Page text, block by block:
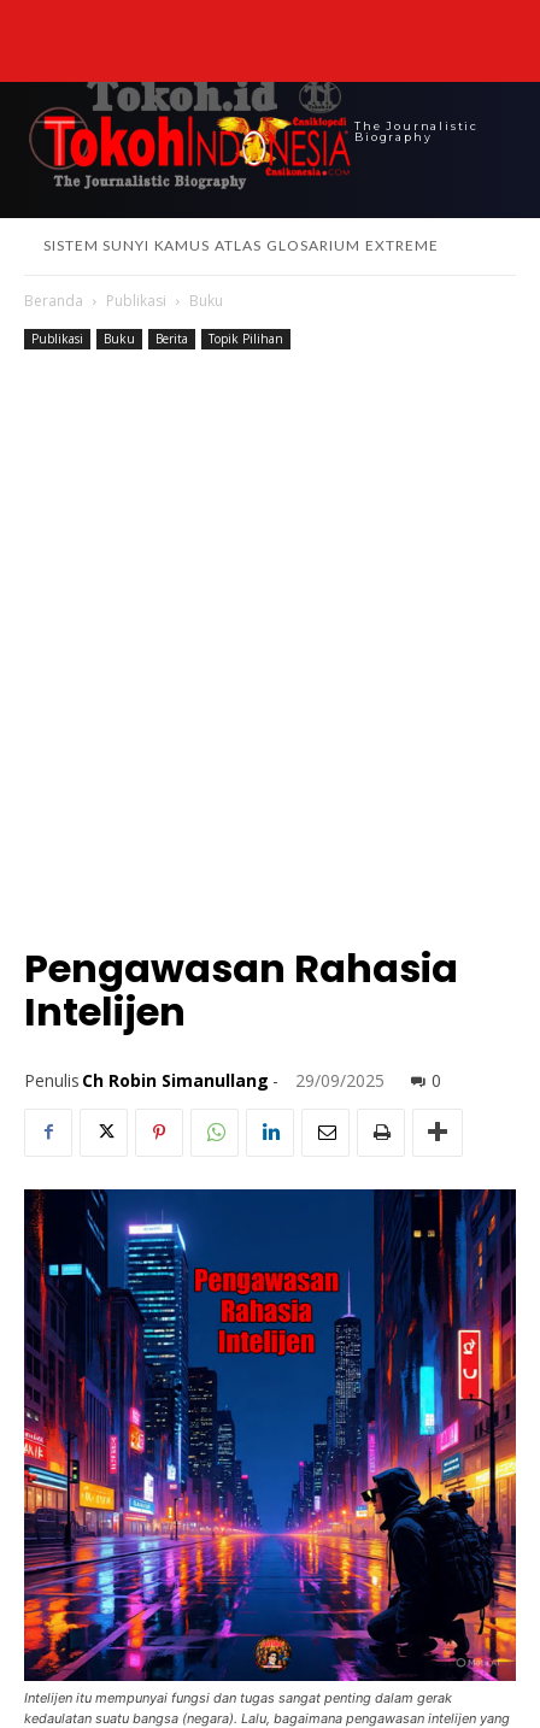
The Journalistic
Biography
SISTEM SUNYI KAMUS ATLAS GLOSARIUM EXTREME
Beranda Publikasi Buku
Publikasi Buku Berita Topik Pilihan
Pengawasan Rahasia
Intelijen
Penulis Ch Robin Simanullang - 29/09/2025 0
Intelijen itu mempunyai fungsi dan tugas sangat penting dalam gerak
kedaulatan suatu bangsa (negara). Lalu, bagaimana pengawasan intelijen yang